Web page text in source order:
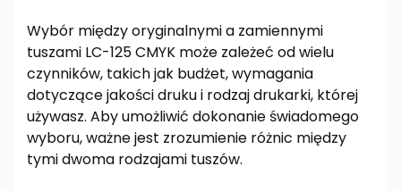
Wybór między oryginalnymi a zamiennymi
tuszami LC-125 CMYK może zależeć od wielu
czynników, takich jak budżet, wymagania
dotyczące jakości druku i rodzaj drukarki, której
używasz. Aby umożliwić dokonanie świadomego
wyboru, ważne jest zrozumienie różnic między
tymi dwoma rodzajami tuszów.